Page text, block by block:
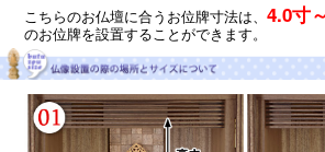
こちらのお仏壇に合うお位牌寸法は、4.0寸
のお位牌を設置することができます。